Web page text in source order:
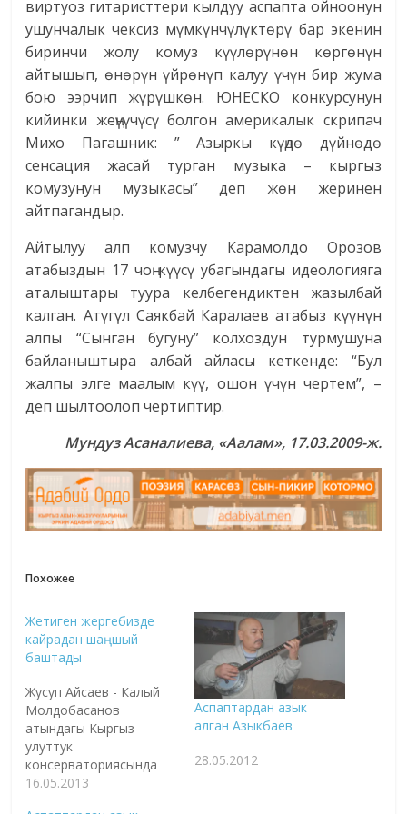
виртуоз гитаристтери кылдуу аспапта ойноонун
ушунчалык чексиз мүмкүнчүлүктөрү бар экенин
биринчи жолу комуз күүлөрүнөн көргөнүн
айтышып, өнөрүн үйрөнүп калуу үчүн бир жума
бою ээрчип жүрүшкөн. ЮНЕСКО конкурсунун
кийинки жеңүүчүсү болгон америкалык скрипач
Михо Пагашник: ” Азыркы күңдө дүйнөдө
сенсация жасай турган музыка – кыргыз
комузунун музыкасы” деп жөн жеринен
айтпагандыр.
Айтылуу алп комузчу Карамолдо Орозов
атабыздын 17 чоң күүсү убагындагы идеологияга
аталыштары туура келбегендиктен жазылбай
калган. Атүгүл Саякбай Каралаев атабыз күүнүн
алпы “Сынган бугуну” колхоздун турмушуна
байланыштыра албай айласы кеткенде: “Бул
жалпы элге маалым күү, ошон үчүн чертем”, –
деп шылтоолоп чертиптир.
Мундуз Асаналиева, «Аалам», 17.03.2009-ж.
Похожее
Жетиген жергебизде
кайрадан шаңшый
баштады
Жусуп Айсаев - Калый
Молдобасанов
атындагы Кыргыз
улуттук
консерваториясында
салттык музыка
16.05.2013
Аспаптардан азык
алган Азыкбаев
28.05.2012